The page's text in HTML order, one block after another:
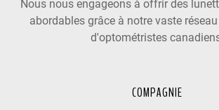
Nous nous engageons à offrir des
abordables grâce à notre vaste
d'optométristes
COMPAGNIE